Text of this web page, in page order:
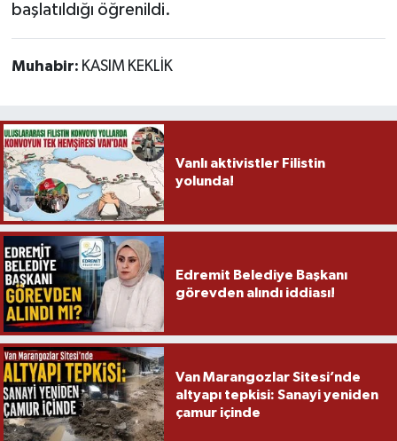
başlatıldığı öğrenildi.
Muhabir: KASIM KEKLİK
Vanlı aktivistler Filistin
yolunda!
Edremit Belediye Başkanı
görevden alındı iddiası!
Van Marangozlar Sitesi’nde
altyapı tepkisi: Sanayi yeniden
çamur içinde